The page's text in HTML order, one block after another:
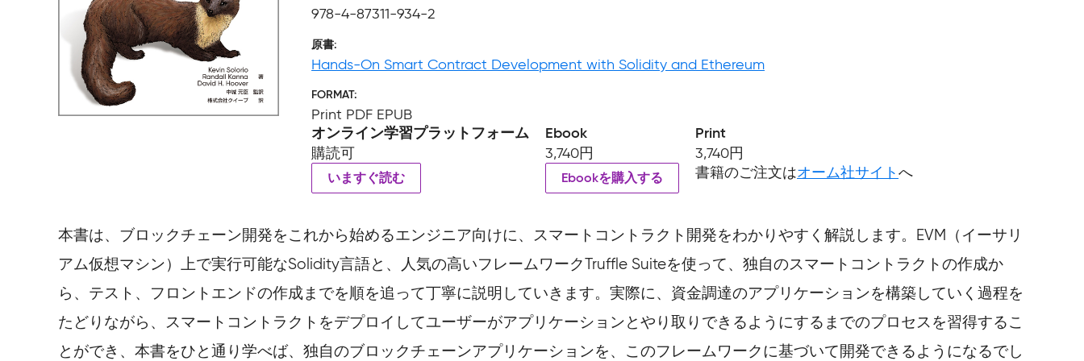
978-4-87311-934-2
原書
Hands-On Smart Contract Development with Solidity and Ethereum
FORMAT
Print PDF EPUB
オンライン学習プラットフォーム
購読可
いますぐ読む
Ebook
3,740円
Ebookを購入する
Print
3,740円
書籍のご注文はオーム社サイトへ
本書は、ブロックチェーン開発をこれから始めるエンジニア向けに、スマートコントラクト開発をわかりやすく解説します。EVM（イーサリ
アム仮想マシン）上で実行可能なSolidity言語と、人気の高いフレームワークTruffle Suiteを使って、独自のスマートコントラクトの作成か
ら、テスト、フロントエンドの作成までを順を追って丁寧に説明していきます。実際に、資金調達のアプリケーションを構築していく過程を
たどりながら、スマートコントラクトをデプロイしてユーザーがアプリケーションとやり取りできるようにするまでのプロセスを習得するこ
とができ、本書をひと通り学べば、独自のブロックチェーンアプリケーションを、このフレームワークに基づいて開発できるようになるでし